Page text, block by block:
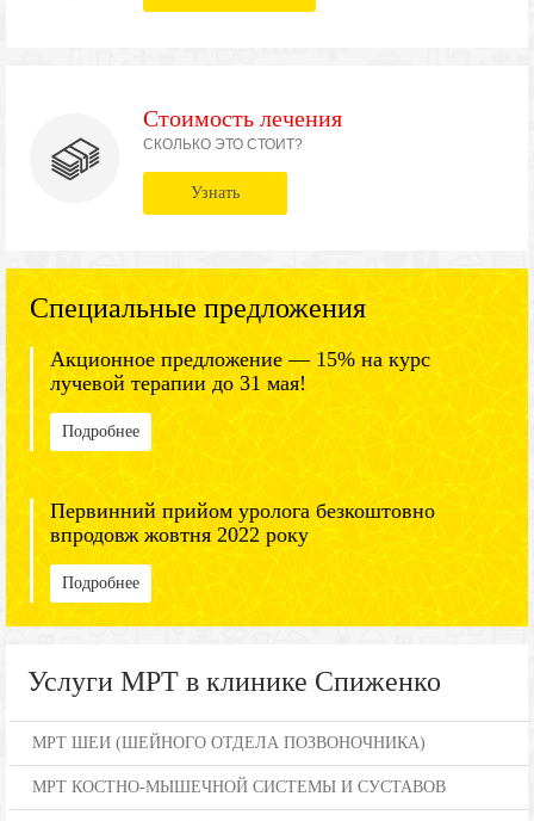
Стоимость лечения
СКОЛЬКО ЭТО СТОИТ?
Узнать
Специальные предложения
Акционное предложение — 15% на курс
лучевой терапии до 31 мая!
Подробнее
Первинний прийом уролога безкоштовно
впродовж жовтня 2022 року
Подробнее
Услуги МРТ в клинике Спиженко
МРТ ШЕИ (ШЕЙНОГО ОТДЕЛА ПОЗВОНОЧНИКА)
МРТ КОСТНО-МЫШЕЧНОЙ СИСТЕМЫ И СУСТАВОВ